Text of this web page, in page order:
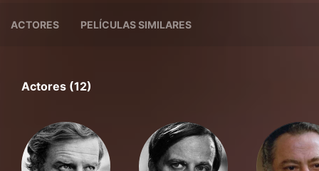
ACTORES PELÍCULAS SIMILARES
Actores (12)